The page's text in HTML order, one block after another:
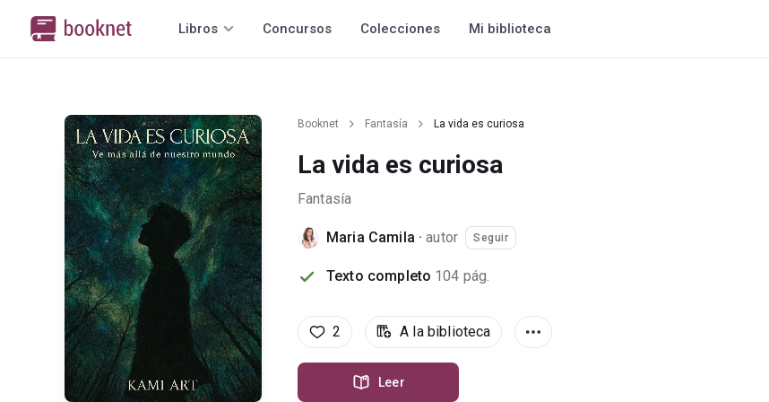
Libros Concursos Colecciones Mi biblioteca
Booknet Fantasía La vida es curiosa
La vida es curiosa
Fantasía
Maria Camila ·autor Seguir
Texto completo 104 pág.
2 A la biblioteca
Leer